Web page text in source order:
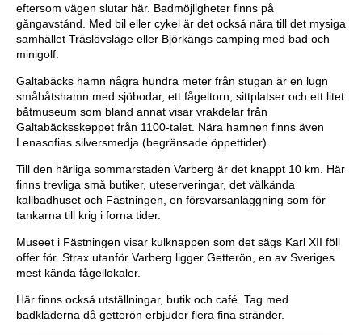
eftersom vägen slutar här. Badmöjligheter finns på
gångavstånd. Med bil eller cykel är det också nära till det mysiga
samhället Träslövsläge eller Björkängs camping med bad och
minigolf.
Galtabäcks hamn några hundra meter från stugan är en lugn
småbåtshamn med sjöbodar, ett fågeltorn, sittplatser och ett litet
båtmuseum som bland annat visar vrakdelar från
Galtabäcksskeppet från 1100-talet. Nära hamnen finns även
Lenasofias silversmedja (begränsade öppettider).
Till den härliga sommarstaden Varberg är det knappt 10 km. Här
finns trevliga små butiker, uteserveringar, det välkända
kallbadhuset och Fästningen, en försvarsanläggning som för
tankarna till krig i forna tider.
Museet i Fästningen visar kulknappen som det sägs Karl XII föll
offer för. Strax utanför Varberg ligger Getterön, en av Sveriges
mest kända fågellokaler.
Här finns också utställningar, butik och café. Tag med
badkläderna då getterön erbjuder flera fina stränder.